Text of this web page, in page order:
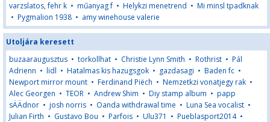
varzslatos, fehr k • műanyag f • Helykzi menetrend • Mi minsl tpadknak
• Pygmalion 1938 • amy winehouse valerie
Utoljára keresett
buzaaraugusztus • torkollhat • Christie Lynn Smith • Rothrist • Pál
Adrienn • lidl • Hatalmas kis hazugsgok • gazdasagi • Baden fc •
Newport mirror mount • Ferdinand Piëch • Nemzetkzi vonatjegy rak •
Alec Georgen • TEOR • Andrew Shim • Diy stamp album • papp
sÄÄdnor • josh norris • Oanda withdrawal time • Luna Sea vocalist •
Julian Firth • Gustavo Bou • Parfois • Ulu371 • Pueblasport2014•